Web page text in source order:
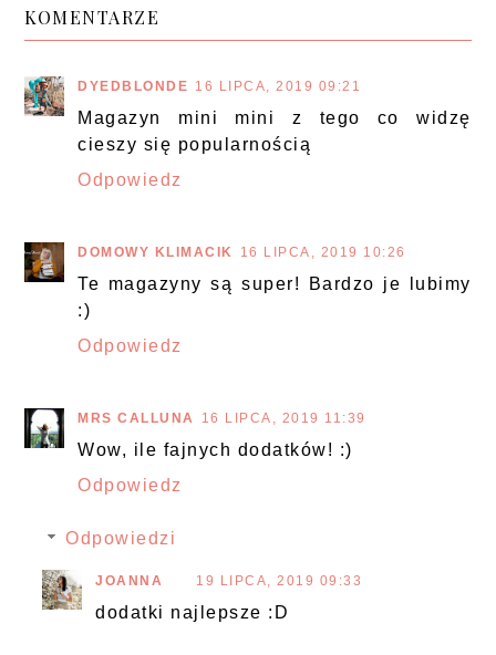
KOMENTARZE
DYEDBLONDE 16 LIPCA, 2019 09:21
Magazyn mini mini z tego co widzę
cieszy się popularnością
Odpowiedz
DOMOWY KLIMACIK 16 LIPCA, 2019 10:26
Te magazyny są super! Bardzo je lubimy
:)
Odpowiedz
MRS CALLUNA 16 LIPCA, 2019 11:39
Wow, ile fajnych dodatków! :)
Odpowiedz
Odpowiedzi
JOANNA 19 LIPCA, 2019 09:33
dodatki najlepsze :D